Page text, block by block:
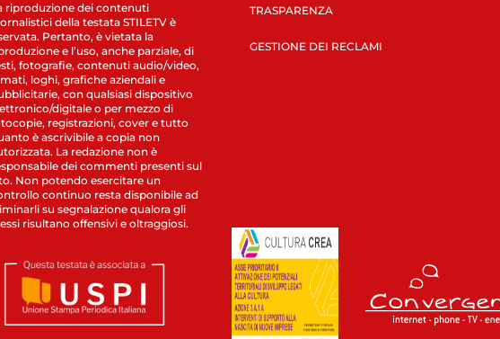
riproduzione dei contenuti
della testata STILETV è
Pertanto, è vietata la
e l’uso, anche parziale, di
fotografie, contenuti audio/video,
loghi, grafiche aziendali e
con qualsiasi dispositivo
digitale o per mezzo di
registrazioni, cover e tutto
è ascrivibile a copia non
La redazione non è
dei commenti presenti sul
Non potendo esercitare un
continuo resta disponibile ad
su segnalazione qualora gli
risultano offensivi e oltraggiosi.
TRASPARENZA
GESTIONE DEI RECLAMI